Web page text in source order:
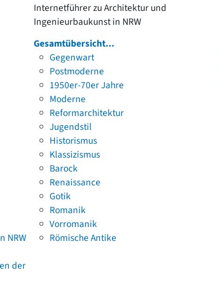
NRW
der
Internetführer zu Architektur und
Ingenieurbaukunst in NRW
Gesamtübersicht...
Gegenwart
Postmoderne
1950er-70er Jahre
Moderne
Reformarchitektur
Jugendstil
Historismus
Klassizismus
Barock
Renaissance
Gotik
Romanik
Vorromanik
Römische Antike